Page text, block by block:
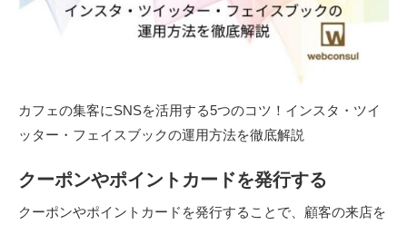
カフェの集客にSNSを活用する5つのコツ！インスタ・ツイ
ッター・フェイスブックの運用方法を徹底解説
クーポンやポイントカードを発行する
クーポンやポイントカードを発行することで、顧客の来店を